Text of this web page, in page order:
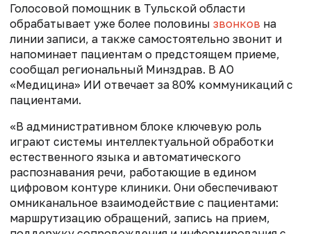
Голосовой помощник в Тульской области
обрабатывает уже более половины звонков на
линии записи, а также самостоятельно звонит и
напоминает пациентам о предстоящем приеме,
сообщал региональный Минздрав. В АО
«Медицина» ИИ отвечает за 80% коммуникаций с
пациентами.
«В административном блоке ключевую роль
играют системы интеллектуальной обработки
естественного языка и автоматического
распознавания речи, работающие в едином
цифровом контуре клиники. Они обеспечивают
омниканальное взаимодействие с пациентами:
маршрутизацию обращений, запись на прием,